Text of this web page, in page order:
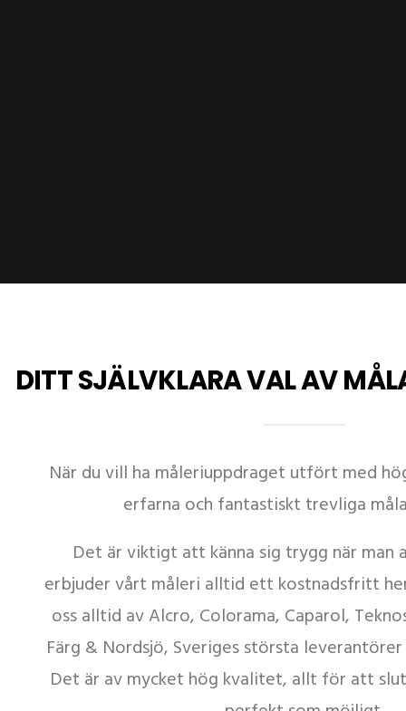
DITT SJÄLVKLARA VAL AV
När du vill ha måleriuppdraget utfört med
erfarna och fantastiskt trevliga
Det är viktigt att känna sig trygg när man
erbjuder vårt måleri alltid ett kostnadsfritt
oss alltid av Alcro, Colorama, Caparol,
Färg & Nordsjö, Sveriges största
Det är av mycket hög kvalitet, allt för att